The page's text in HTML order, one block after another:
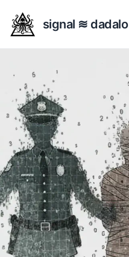
signal ≋ dadalo